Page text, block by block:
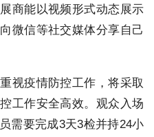
商能以视频形式动态展示
微信等社交媒体分享自己
视疫情防控工作，将采取
工作安全高效。观众入场
需要完成3天3检并持24小